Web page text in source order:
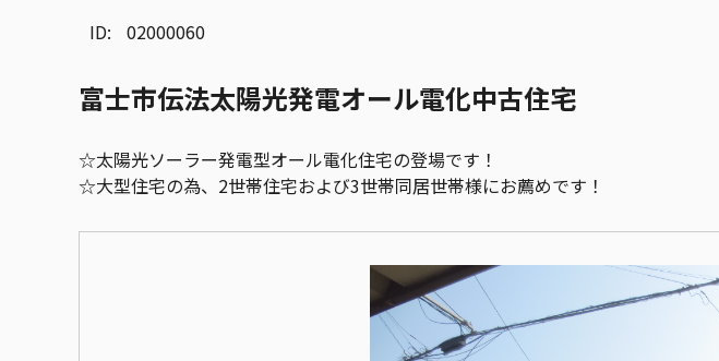
ID: 02000060
富士市伝法太陽光発電オール電化中古住宅
☆太陽光ソーラー発電型オール電化住宅の登場です！
☆大型住宅の為、2世帯住宅および3世帯同居世帯様にお薦めです！